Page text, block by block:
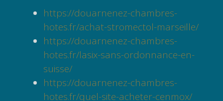
https://douarnenez-chambres-
hotes.fr/achat-stromectol-marseille/
https://douarnenez-chambres-
hotes.fr/lasix-sans-ordonnance-en-
suisse/
https://douarnenez-chambres-
hotes.fr/quel-site-acheter-cenmox/